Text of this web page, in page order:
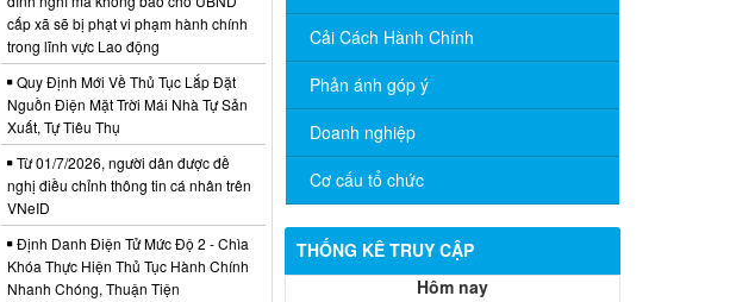
Cải Cách Hành Chính
Phản ánh góp ý
Doanh nghiệp
Cơ cấu tổ chức
THỐNG KÊ TRUY CẬP
Hôm nay
cấp xã sẽ bị phạt vi phạm hành chính
trong lĩnh vực Lao động
Quy Định Mới Về Thủ Tục Lắp Đặt
Nguồn Điện Mặt Trời Mái Nhà Tự Sản
Xuất, Tự Tiêu Thụ
Từ 01/7/2026, người dân được đề
nghị điều chỉnh thông tin cá nhân trên
VNeID
Định Danh Điện Tử Mức Độ 2 - Chìa
Khóa Thực Hiện Thủ Tục Hành Chính
Nhanh Chóng, Thuận Tiện